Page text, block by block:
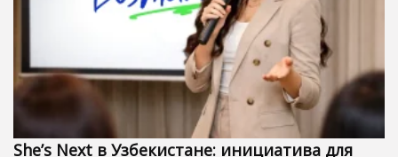
She’s Next в Узбекистане: инициатива для